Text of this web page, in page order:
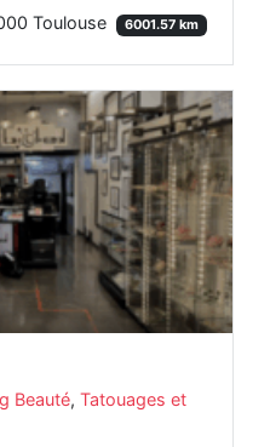
Toulouse
6001.57 km
Beauté, Tatouages et